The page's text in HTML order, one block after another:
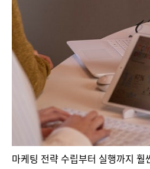
마케팅 전략 수립부터 실행까지